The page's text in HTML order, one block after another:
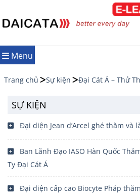
đến
nội
dung
Menu
Trang chủ Sự kiện Đại Cát Á – Thử
SỰ KIỆN
Đại diện Jean d’Arcel ghé thăm và
Ban Lãnh Đạo IASO Hàn Quốc
Ty Đại Cát Á
Đại diện cấp cao Biocyte Pháp